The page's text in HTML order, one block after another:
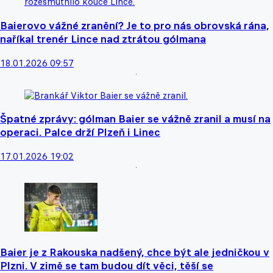
Baierovo vážné zranění? Je to pro nás obrovská rána,
naříkal trenér Lince nad ztrátou gólmana
18.01.2026 09:57
Špatné zprávy: gólman Baier se vážně zranil a musí na
operaci. Palce drží Plzeň i Linec
17.01.2026 19:02
Baier je z Rakouska nadšený, chce být ale jedničkou v
Plzni. V zimě se tam budou dít věci, těší se